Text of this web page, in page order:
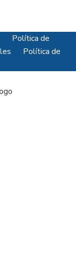
Política de
Política de